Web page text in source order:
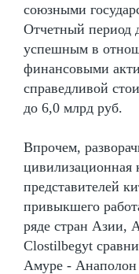
союзными
Отчетный период
успешным в
финансовыми
справедливой
до 6,0 млрд руб.
Впрочем,
цивилизационная
представителей
привыкшего
ряде стран Азии,
Clostilbegyt
Амуре - Анаполон